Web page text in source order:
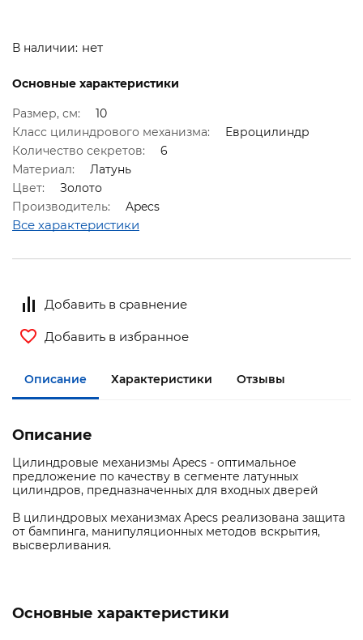
В наличии: нет
Основные характеристики
Размер, см:
10
Класс цилиндрового механизма:
Евроцилиндр
Количество секретов:
6
Материал:
Латунь
Цвет:
Золото
Производитель:
Apecs
Все характеристики
Добавить в сравнение
Добавить в избранное
Описание Характеристики Отзывы
Описание
Цилиндровые механизмы Apecs - оптимальное
предложение по качеству в сегменте латунных
цилиндров, предназначенных для входных дверей
В цилиндровых механизмах Apecs реализована защита
от бампинга, манипуляционных методов вскрытия,
высверливания.
Основные характеристики